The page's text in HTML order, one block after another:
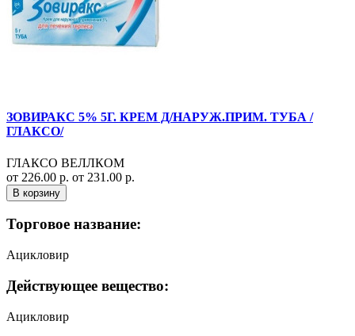
ЗОВИРАКС 5% 5Г. КРЕМ Д/НАРУЖ.ПРИМ. ТУБА /
ГЛАКСО/
ГЛАКСО ВЕЛЛКОМ
от 226.00 р. от 231.00 р.
В корзину
Торговое название:
Ацикловир
Действующее вещество:
Ацикловир